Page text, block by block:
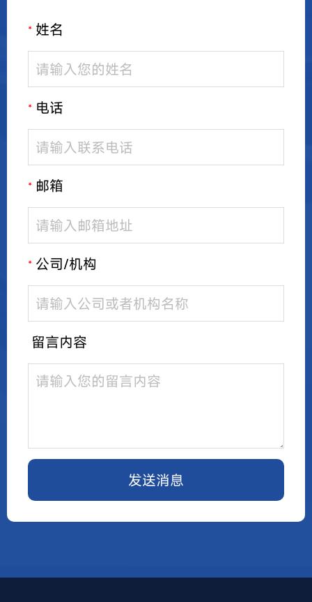
* 姓名
* 电话
* 邮箱
* 公司/机构
留言内容
发送消息